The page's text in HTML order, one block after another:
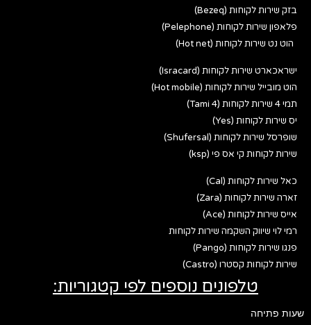
בזק שירות לקוחות (Bezeq)
פלאפון שירות לקוחות (Pelephone)
הוט נט שירות לקוחות (Hot net)
ישראכארט שירות לקוחות (Isracard)
הוט מובייל שירות לקוחות (Hot mobile)
תמי 4 שירות לקוחות (Tami 4)
יס שירות לקוחות (Yes)
שופרסל שירות לקוחות (Shufersal)
שירות לקוחות קי אס פי (ksp)
כאל שירות לקוחות (Cal)
זארה שירות לקוחות (Zara)
אייס שירות לקוחות (Ace)
רמי לוי שיווק השקמה שירות לקוחות
פנגו שירות לקוחות (Pango)
שירות לקוחות קסטרו (Castro)
טלפונים נוספים לפי קטגוריות:
שעות פתיחה